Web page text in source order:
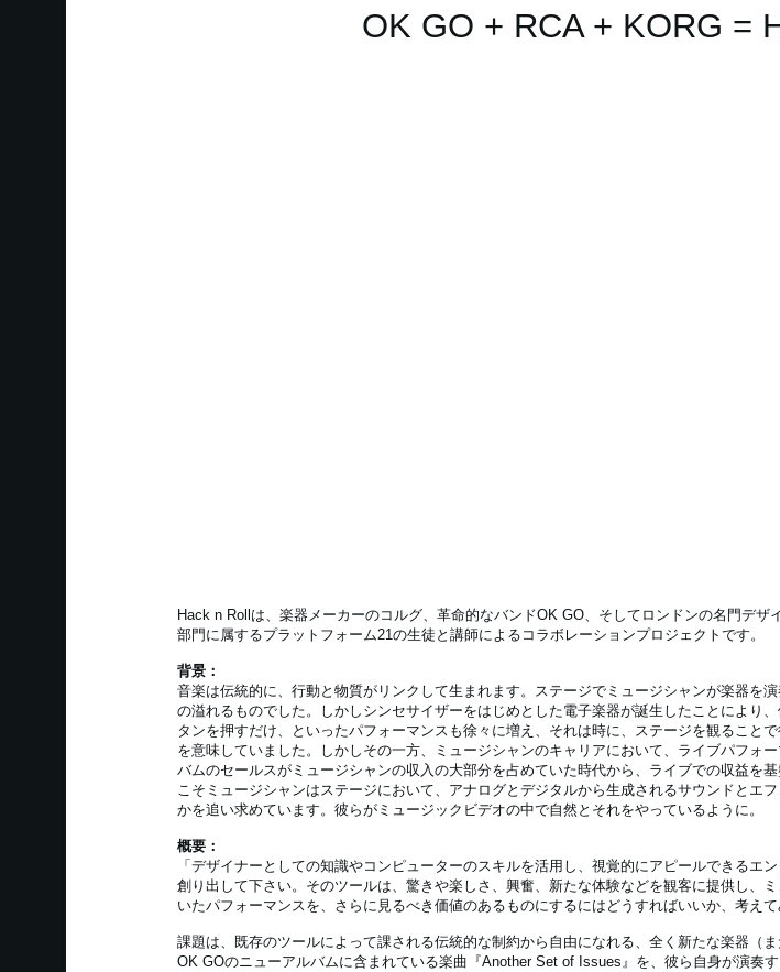
OK GO + RCA + KORG =
Hack n Rollは、楽器メーカーのコルグ、革命的なバンドOK GO、そしてロンドンの名門デ
部門に属するプラットフォーム21の生徒と講師によるコラボレーションプロジェクトです。
背景：
音楽は伝統的に、行動と物質がリンクして生まれます。ステージでミュージシャンが楽器を
の溢れるものでした。しかしシンセサイザーをはじめとした電子楽器が誕生したことにより
タンを押すだけ、といったパフォーマンスも徐々に増え、それは時に、ステージを観ること
を意味していました。しかしその一方、ミュージシャンのキャリアにおいて、ライブパフォ
バムのセールスがミュージシャンの収入の大部分を占めていた時代から、ライブでの収益を
こそミュージシャンはステージにおいて、アナログとデジタルから生成されるサウンドとエ
かを追い求めています。彼らがミュージックビデオの中で自然とそれをやっているように。
概要：
「デザイナーとしての知識やコンピューターのスキルを活用し、視覚的にアピールできるエ
創り出して下さい。そのツールは、驚きや楽しさ、興奮、新たな体験などを観客に提供し、
いたパフォーマンスを、さらに見るべき価値のあるものにするにはどうすればいいか、考えて
課題は、既存のツールによって課される伝統的な制約から自由になれる、全く新たな楽器（
OK GOのニューアルバムに含まれている楽曲『Another Set of Issues』を、彼ら自身が演奏